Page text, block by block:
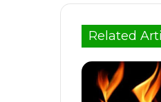
Related